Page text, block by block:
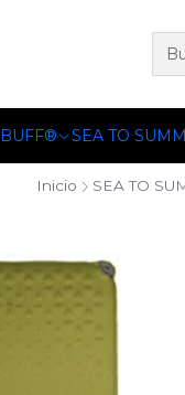
BUFF® SEA TO
Inicio SEA TO